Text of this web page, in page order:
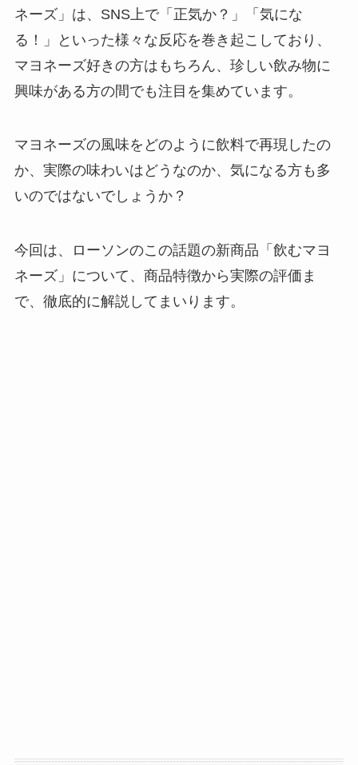
ネーズ」は、SNS上で「正気か？」「気にな
る！」といった様々な反応を巻き起こしており、
マヨネーズ好きの方はもちろん、珍しい飲み物に
興味がある方の間でも注目を集めています。
マヨネーズの風味をどのように飲料で再現したの
か、実際の味わいはどうなのか、気になる方も多
いのではないでしょうか？
今回は、ローソンのこの話題の新商品「飲むマヨ
ネーズ」について、商品特徴から実際の評価ま
で、徹底的に解説してまいります。